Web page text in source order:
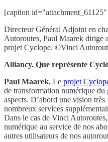
[caption
Directeur Général Adjoint en
Autoroutes, Paul Maarek dirige
projet Cyclope. ©Vinci
Alliancy. Que représente
Paul Maarek. Le projet
de transformation numérique
aspects. D’abord une vision
nombreux services
Dans le cas de Vinci
numérique au service de nos
autres utilisateurs de nos